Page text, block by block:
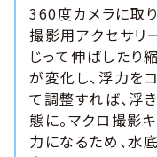
360度カメラに取
撮影用アクセサリ
じって伸ばしたり
が変化し、浮力を
て調整すれば、浮
態に。マクロ撮影
力になるため、水